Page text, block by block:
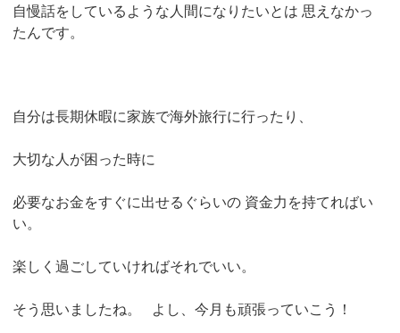
自慢話をしているような人間になりたいとは 思えなかっ
たんです。
自分は長期休暇に家族で海外旅行に行ったり、
大切な人が困った時に
必要なお金をすぐに出せるぐらいの 資金力を持てればい
い。
楽しく過ごしていければそれでいい。
そう思いましたね。 よし、今月も頑張っていこう！